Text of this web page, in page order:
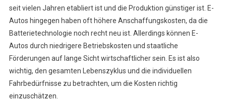
seit vielen Jahren etabliert ist und die Produktion günstiger ist. E-
Autos hingegen haben oft höhere Anschaffungskosten, da die
Batterietechnologie noch recht neu ist. Allerdings können E-
Autos durch niedrigere Betriebskosten und staatliche
Förderungen auf lange Sicht wirtschaftlicher sein. Es ist also
wichtig, den gesamten Lebenszyklus und die individuellen
Fahrbedürfnisse zu betrachten, um die Kosten richtig
einzuschätzen.